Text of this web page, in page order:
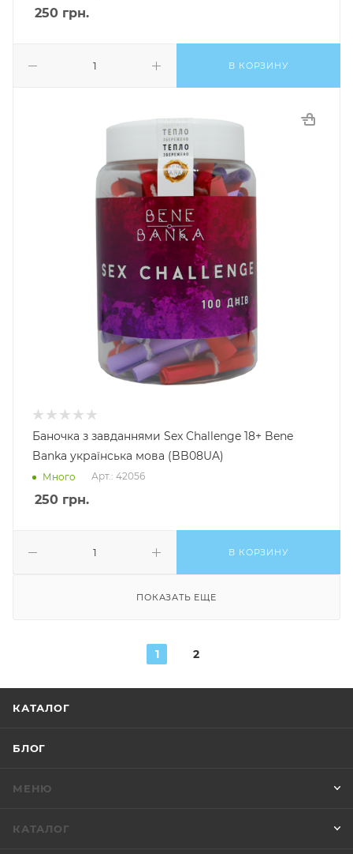
250 грн.
В КОРЗИНУ
Баночка з завданнями Sex Challenge 18+ Bene
Banka українська мова (BB08UA)
Много Арт.: 42056
250 грн.
В КОРЗИНУ
ПОКАЗАТЬ ЕЩЕ
1 2
КАТАЛОГ
БЛОГ
МЕНЮ
КАТАЛОГ